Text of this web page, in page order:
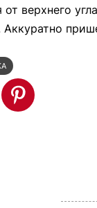
верхнего